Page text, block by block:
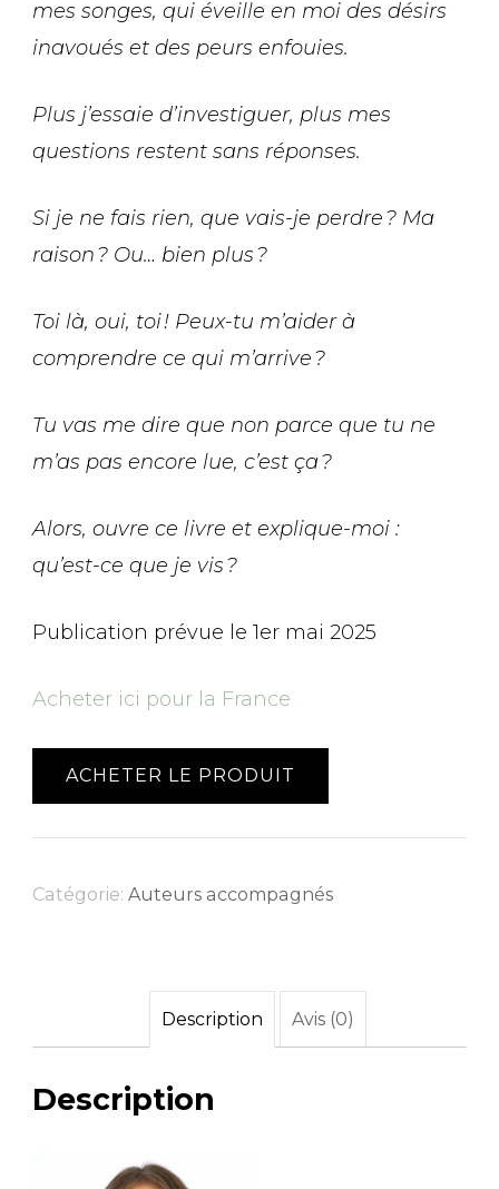
mes songes, qui éveille en moi des désirs
inavoués et des peurs enfouies.
Plus j’essaie d’investiguer, plus mes
questions restent sans réponses.
Si je ne fais rien, que vais-je perdre? Ma
raison? Ou… bien plus?
Toi là, oui, toi! Peux-tu m’aider à
comprendre ce qui m’arrive?
Tu vas me dire que non parce que tu ne
m’as pas encore lue, c’est ça?
Alors, ouvre ce livre et explique-moi :
qu’est-ce que je vis?
Publication prévue le 1er mai 2025
Acheter ici pour la France
ACHETER LE PRODUIT
Catégorie: Auteurs accompagnés
Description Avis (0)
Description